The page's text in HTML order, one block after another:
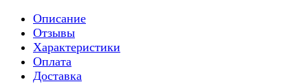
Описание
Отзывы
Характеристики
Оплата
Доставка